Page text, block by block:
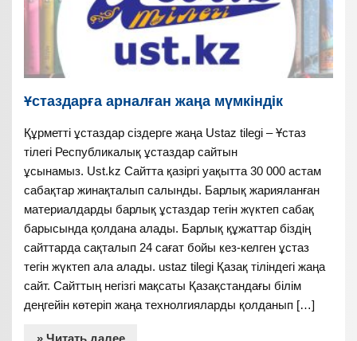
Ұстаздарға арналған жаңа мүмкіндік
Құрметті ұстаздар сіздерге жаңа Ustaz tilegi – Ұстаз
тілегі Республикалық ұстаздар сайтын
ұсынамыз. Ust.kz Сайтта қазіргі уақытта 30 000 астам
сабақтар жинақталып салынды. Барлық жарияланған
материалдарды барлық ұстаздар тегін жүктеп сабақ
барысында қолдана алады. Барлық құжаттар біздің
сайттарда сақталып 24 сағат бойы кез-келген ұстаз
тегін жүктеп ала алады. ustaz tilegi Қазақ тіліндегі жаңа
сайт. Сайттың негізгі мақсаты Қазақстандағы білім
деңгейін көтеріп жаңа технолгияларды қолданып […]
» Читать далее